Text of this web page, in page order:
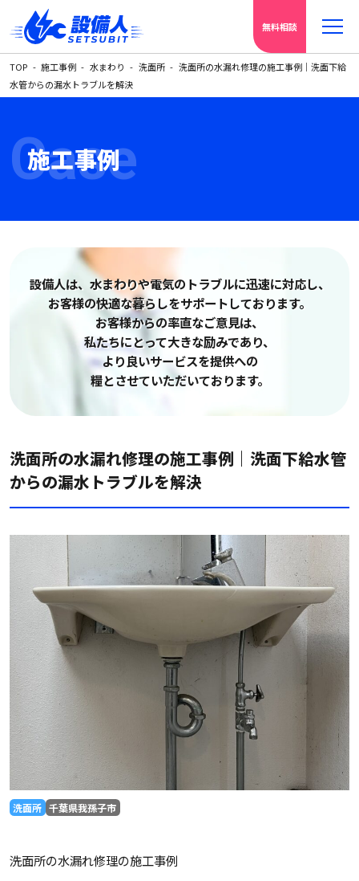
無料相談
TOP 施工事例 水まわり 洗面所
洗面所の水漏れ修理の施工事例｜洗面下給
水管からの漏水トラブルを解決
施工事例
Case
設備人は、水まわりや電気の トラブルに迅速に対応し、
お客様の快適な暮らしをサポートしております。
お客様からの率直なご意見は、
私たちにとって大きな励みであり、
より良いサービスを提供への
糧とさせていただいております。
洗面所の水漏れ修理の施工事例｜洗面下給水管
からの漏水トラブルを解決
洗面所 千葉県我孫子市
洗面所の水漏れ修理の施工事例